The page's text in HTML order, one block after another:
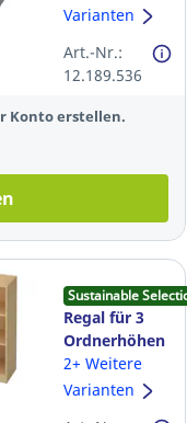
Maße: 80 x 40
grau
Varianten
Art.-Nr.:
12.189.536
Konto erstellen.
Sustainable
Regal für 3
Ordnerhöhen
2+ Weitere
Varianten